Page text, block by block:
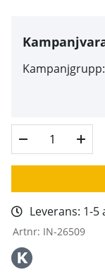
Kampanjgrupp:
Leverans: 1-5
Artnr: IN-26509